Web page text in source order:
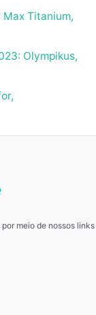
Titanium,
Olympikus,
meio de nossos links